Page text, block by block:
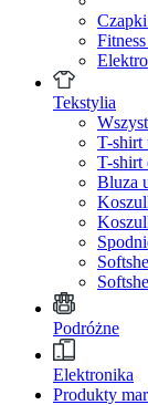
Tekstylia
T-shirt
T-shirt
Bluza
Podróżne
Elektronika
Produkty